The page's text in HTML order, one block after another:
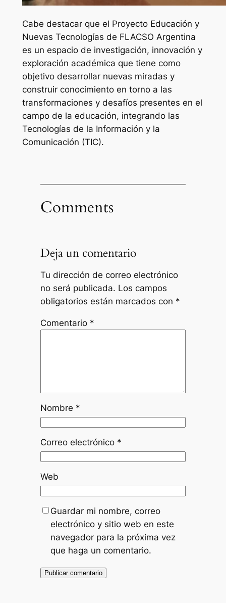
Cabe destacar que el Proyecto Educación y
Nuevas Tecnologías de FLACSO Argentina
es un espacio de investigación, innovación y
exploración académica que tiene como
objetivo desarrollar nuevas miradas y
construir conocimiento en torno a las
transformaciones y desafíos presentes en el
campo de la educación, integrando las
Tecnologías de la Información y la
Comunicación (TIC).
Comments
Deja un comentario
Tu dirección de correo electrónico
no será publicada. Los campos
obligatorios están marcados con *
Comentario *
Nombre *
Correo electrónico *
Web
Guardar mi nombre, correo
electrónico y sitio web en este
navegador para la próxima vez
que haga un comentario.